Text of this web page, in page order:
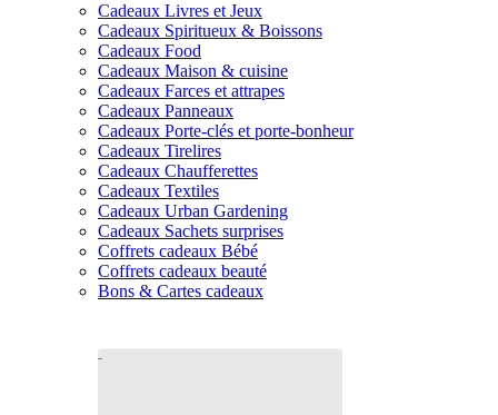
Cadeaux Livres et Jeux
Cadeaux Spiritueux & Boissons
Cadeaux Food
Cadeaux Maison & cuisine
Cadeaux Farces et attrapes
Cadeaux Panneaux
Cadeaux Porte-clés et porte-bonheur
Cadeaux Tirelires
Cadeaux Chaufferettes
Cadeaux Textiles
Cadeaux Urban Gardening
Cadeaux Sachets surprises
Coffrets cadeaux Bébé
Coffrets cadeaux beauté
Bons & Cartes cadeaux